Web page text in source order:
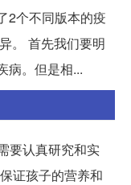
2个不同版本的疫
。 首先我们要明
病。但是相...
要认真研究和实
证孩子的营养和